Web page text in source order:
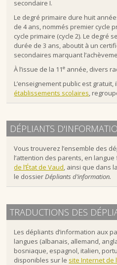
secondaire I.
Le degré primaire dure huit
de 4 ans, nommés premier cycle
cycle primaire (cycle 2). Le degré
durée de 3 ans, aboutit à un
secondaires marquant
À l’issue de la 11e année, divers
L’enseignement public est
établissements scolaires,
DÉPLIANTS
Vous trouverez l’ensemble des
l’attention des parents, en
de l’État de Vaud, ainsi que dans
le dossierDépliants d’information.
TRADUCTIONS DES
Les dépliants d’information aux
langues (albanais, allemand,
bosniaque, espagnol, italien,
disponibles sur le site Internet de